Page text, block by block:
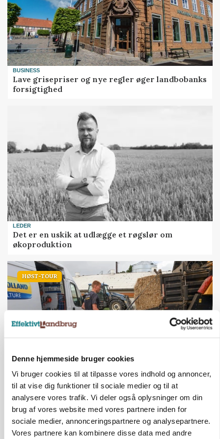
Denne hjemmeside bruger cookies
Vi bruger cookies til at tilpasse vores indhold og annoncer,
til at vise dig funktioner til sociale medier og til at
analysere vores trafik. Vi deler også oplysninger om din
brug af vores website med vores partnere inden for
sociale medier, annonceringspartnere og analysepartnere.
Vores partnere kan kombinere disse data med andre
BUSINESS
Lave grisepriser og nye regler øger landbobanks
forsigtighed
LEDER
Det er en uskik at udlægge et røgslør om
økoproduktion
HØST-TOUR
På døgnvagt i høsten
Annonce
Loading...